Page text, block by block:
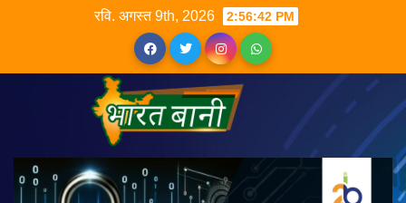
रवि. अगस्त 9th, 2026 2:56:42 PM